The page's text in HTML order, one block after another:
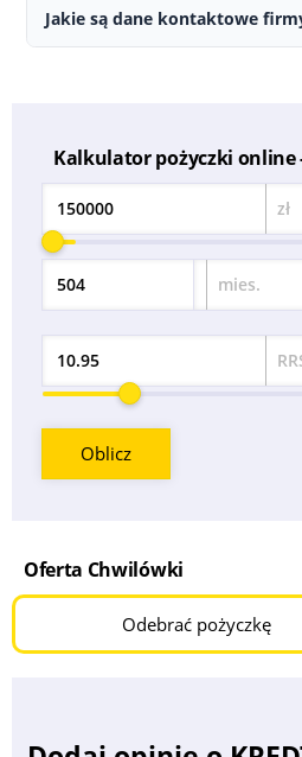
warunki, w tym oprocentowanie oraz
przedstawiane indywidualnie podczas
Jakie są dane kontaktowe firmy
Kalkulator pożyczki online -
Kwota zł
Okres mies.
Odsetek
Oblicz
Oferta Chwilówki
Odebrać pożyczkęMenu